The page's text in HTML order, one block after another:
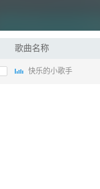
歌曲名称
快乐的小歌手